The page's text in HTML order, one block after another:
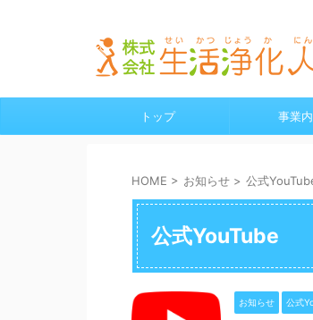
トップ 事業
HOME > お知らせ > 公式
公式YouTube
お知らせ 公式